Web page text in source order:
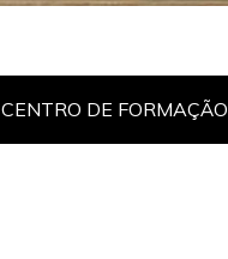
CENTRO DE FORMAÇÃO